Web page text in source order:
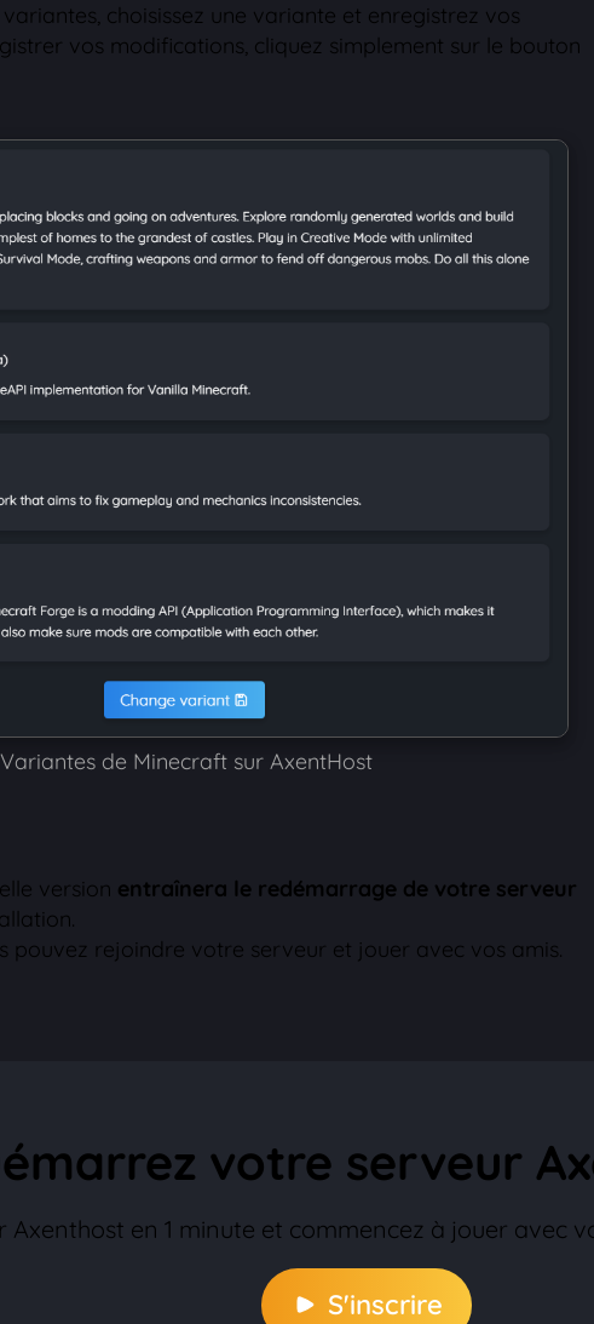
choisissez une variante et enregistrez vos
vos modifications, cliquez simplement sur le bouton
Variantes de Minecraft sur AxentHost
version entraînera le redémarrage de votre serveur
pouvez rejoindre votre serveur et jouer avec vos amis.
votre serveur
en 1 minute et commencez à jouer avec
S'inscrire